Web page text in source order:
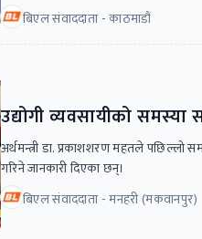
बिएल संवाददाता - काठमाडौं
उद्योगी व्यवसायीको समस्या
अर्थमन्त्री डा. प्रकाशशरण महतले पछिल्लो
गरिने जानकारी दिएका छन्।
बिएल संवाददाता - मनहरी (मकवानपुर)